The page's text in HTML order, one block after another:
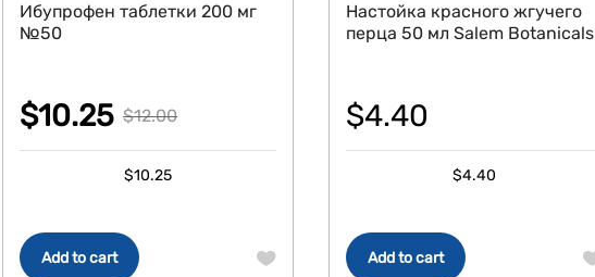
Add to cart
Ибупрофен таблетки 200 мг
№50
$12.00
Original
was:
$12.00.
$10.25
Current
is:
$10.25.
$10.25
Add to cart
Настойка красного жгучего
перца 50 мл Salem Botanicals
$4.40
$4.40